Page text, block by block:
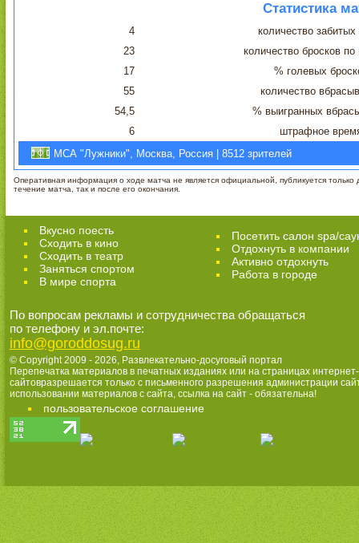
Статистика
4
количество
23
количество бросков по
17
% голевых
55
количество
54,5
% выигранных
6
штрафное
МСА "Лужники", Москва, Россия | 8512 зрителей
Оперативная информация о ходе матча не является официальной, публикуется только
течение матча, так и после его окончания.
Вкусно поесть
Сходить в кино
Cходить в театр
Заняться спортом
В мире спорта
Посетить салон spa/
Отдохнуть в компании
Активно отдохнуть
Работа в городе
По вопросам рекламы и сотрудничества обращаться
по телефону и эл.почте:
info@goroddosug.ru
© Copyright 2009 - 2026, Развлекательно-досуговый портал
Перепечатка материалов в печатных изданиях или на страницах интернет-
сайтовразрешается только с письменного разрешения администрации
использовании материалов с сайта, ссылка на сайт - обязательна!
пользовательское соглашение